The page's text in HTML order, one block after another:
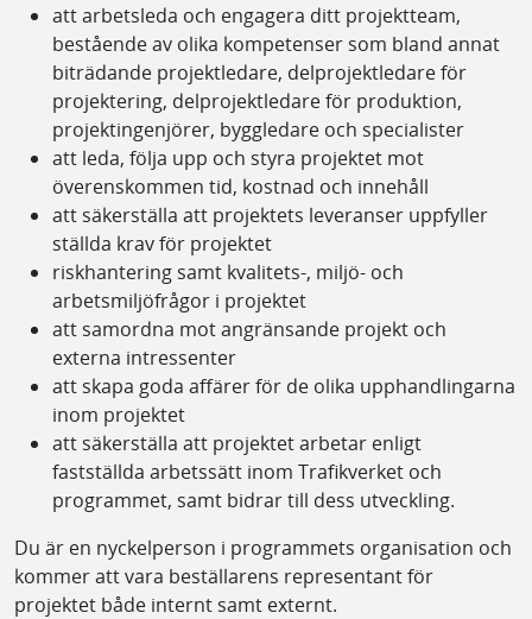
att arbetsleda och engagera ditt projektteam,
bestående av olika kompetenser som bland annat
biträdande projektledare, delprojektledare för
projektering, delprojektledare för produktion,
projektingenjörer, byggledare och specialister
att leda, följa upp och styra projektet mot
överenskommen tid, kostnad och innehåll
att säkerställa att projektets leveranser uppfyller
ställda krav för projektet
riskhantering samt kvalitets-, miljö- och
arbetsmiljöfrågor i projektet
att samordna mot angränsande projekt och
externa intressenter
att skapa goda affärer för de olika upphandlingarna
inom projektet
att säkerställa att projektet arbetar enligt
fastställda arbetssätt inom Trafikverket och
programmet, samt bidrar till dess utveckling.
Du är en nyckelperson i programmets organisation och
kommer att vara beställarens representant för
projektet både internt samt externt.